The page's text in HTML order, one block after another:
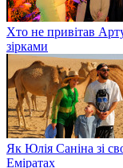
Хто не привітав
зірками
Як Юлія Саніна зі
Еміратах